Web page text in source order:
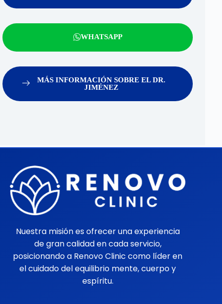
WHATSAPP
MÁS INFORMACIÓN SOBRE EL DR.
JIMÉNEZ
Nuestra misión es ofrecer una experiencia
de gran calidad en cada servicio,
posicionando a Renovo Clinic como líder en
el cuidado del equilibrio mente, cuerpo y
espíritu.